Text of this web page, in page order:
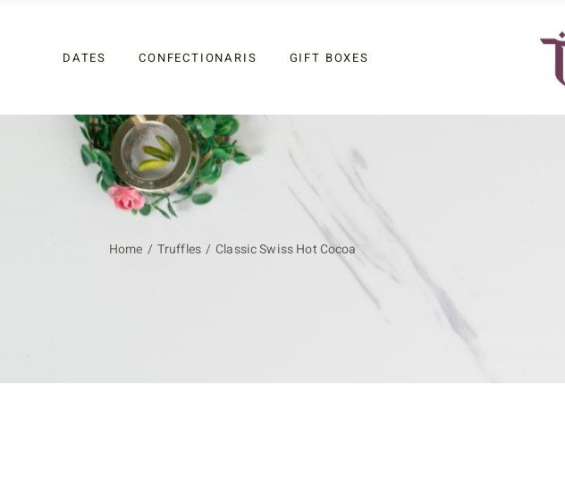
DATES
Coated
Non-Coated
CONFECTIONARIS GIFT BOXES
Home Truffles Classic Swiss Hot Cocoa